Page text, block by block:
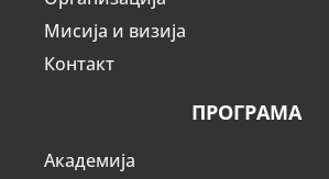
Мисија и визија
Контакт
ПРОГРАМА
Академија